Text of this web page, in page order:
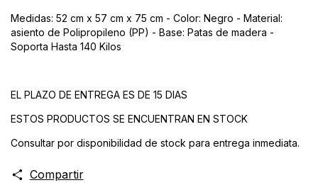
Medidas: 52 cm x 57 cm x 75 cm - Color: Negro - Material:
asiento de Polipropileno (PP) - Base: Patas de madera -
Soporta Hasta 140 Kilos
EL PLAZO DE ENTREGA ES DE 15 DIAS
ESTOS PRODUCTOS SE ENCUENTRAN EN STOCK
Consultar por disponibilidad de stock para entrega inmediata.
Compartir